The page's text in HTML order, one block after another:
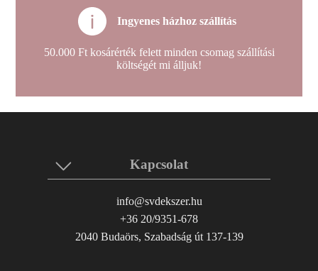
Ingyenes házhoz szállítás
50.000 Ft kosárérték felett minden csomag szállítási
költségét mi álljuk!
Kapcsolat
info@svdekszer.hu
+36 20/9351-678
2040 Budaörs, Szabadság út 137-139